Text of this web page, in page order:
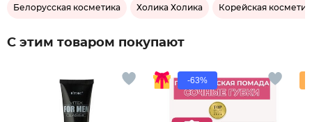
Белорусская косметика Холика Холика Корейская
С этим товаром покупают
-63%